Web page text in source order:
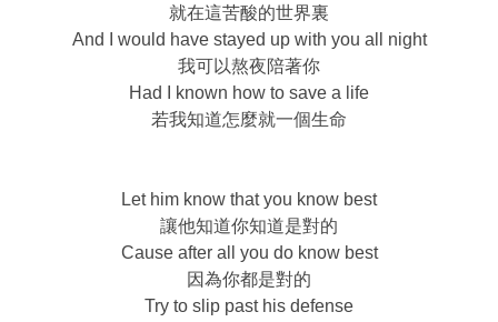
就在這苦酸的世界裏
And I would have stayed up with you all night
我可以熬夜陪著你
Had I known how to save a life
若我知道怎麼就一個生命
Let him know that you know best
讓他知道你知道是對的
Cause after all you do know best
因為你都是對的
Try to slip past his defense